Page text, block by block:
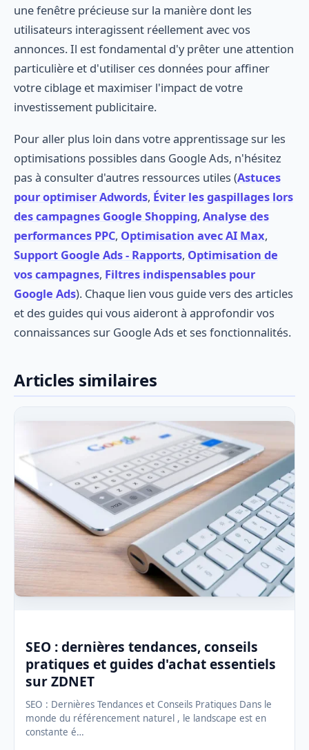
une fenêtre précieuse sur la manière dont les
utilisateurs interagissent réellement avec vos
annonces. Il est fondamental d'y prêter une attention
particulière et d'utiliser ces données pour affiner
votre ciblage et maximiser l'impact de votre
investissement publicitaire.
Pour aller plus loin dans votre apprentissage sur les
optimisations possibles dans Google Ads, n'hésitez
pas à consulter d'autres ressources utiles (Astuces
pour optimiser Adwords, Éviter les gaspillages lors
des campagnes Google Shopping, Analyse des
performances PPC, Optimisation avec AI Max,
Support Google Ads - Rapports, Optimisation de
vos campagnes, Filtres indispensables pour
Google Ads). Chaque lien vous guide vers des articles
et des guides qui vous aideront à approfondir vos
connaissances sur Google Ads et ses fonctionnalités.
Articles similaires
SEO : dernières tendances, conseils
pratiques et guides d'achat essentiels
sur ZDNET
SEO : Dernières Tendances et Conseils Pratiques Dans le
monde du référencement naturel , le landscape est en
constante é…